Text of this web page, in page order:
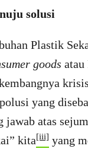
solusi
Plastik
goods atau
yang
jawab atas
kita[iii] yang